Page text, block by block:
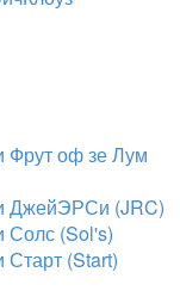
Фрут оф зе Лум
ДжейЭРСи (JRC)
Солс (Sol's)
(Start)